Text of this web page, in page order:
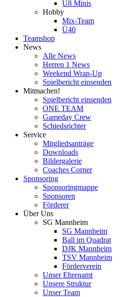
U8 Minis
Hobby
Mix-Team
Ü40
Teamshop
News
Alle News
Herren 1 News
Weekend Wrap-Up
Spielbericht einsenden
Mitmachen!
Spielbericht einsenden
ONE TEAM
Gameday Crew
Schiedsrichter
Service
Mitgliedsanträge
Downloads
Bildergalerie
Coaches Corner
Sponsoring
Sponsoringmappe
Sponsoren
Förderer
Über Uns
SG Mannheim
SG Mannheim
Ball im Quadrat
DJK Mannheim
TSV Mannheim
Förderverein
Unser Ehrenamt
Unsere Struktur
Unser Team